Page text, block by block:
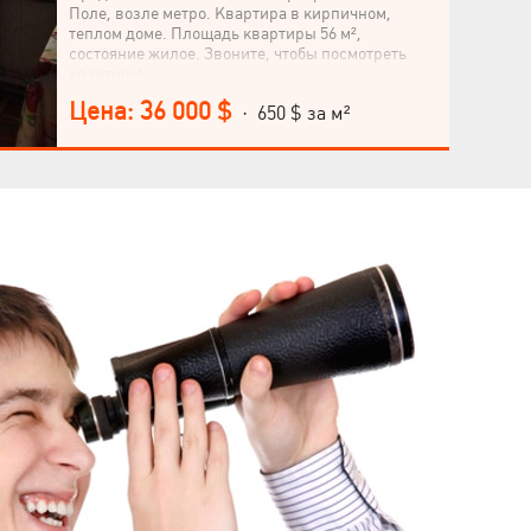
Поле, возле метро. Квартира в кирпичном,
теплом доме. Площадь квартиры 56 м²,
состояние жилое. Звоните, чтобы посмотреть
Цена: 36 000 $ · 650 $ за м²
Язык